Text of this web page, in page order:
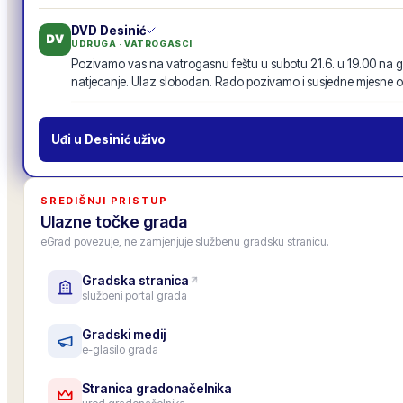
DV
DVD Desinić
UDRUGA · VATROGASCI
Pozivamo vas na vatrogasnu feštu u subotu 21.6. u 19.00
natjecanje. Ulaz slobodan. Rado pozivamo i susjedne mjesne
POZIV
Vatrogasna fešta · 21.6.
19odgovora·94lajkova
MO Centar
MJESNI ODBOR
Inicijativu za nogostup uz glavnu cestu s 87 potpisa proslijedili
prenosimo u zajednički tok objava, da je vide i drugi mjesni
11odgovora· 52lajkova
OŠ
Gradska osnovna škola
USTANOVA · ŠKOLA
Roditeljski sastanak za roditelje budućih prvašića: 25. lipnja u
odgovora
Uđi u Desinić uživo
SREDIŠNJI PRISTUP
Ulazne točke grada
eGrad povezuje, ne zamjenjuje službenu gradsku stranicu.
Gradska stranica
službeni portal grada
Gradski medij
e-glasilo grada
Stranica gradonačelnika